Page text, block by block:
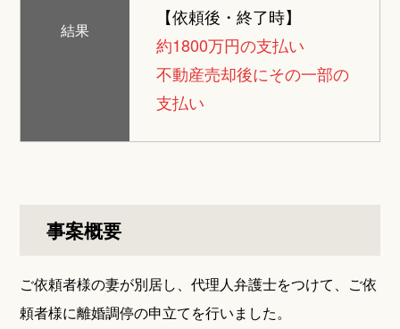
結果
【依頼後・終了時】
約1800万円の支払い
不動産売却後にその一部の
支払い
事案概要
ご依頼者様の妻が別居し、代理人弁護士をつけて、ご依
頼者様に離婚調停の申立てを行いました。